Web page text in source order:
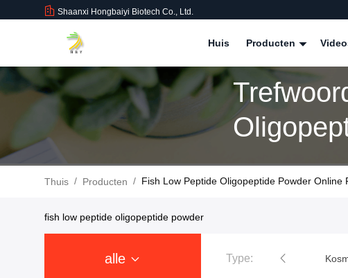
Shaanxi Hongbaiyi Biotech Co., Ltd.
Huis Producten
Thuis / Producten / Fish Low Peptide Oligopeptide Powder Online
fish low peptide oligopeptide powder
alle Type: Tirzepatide